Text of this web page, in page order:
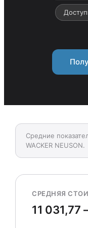
Средние
WACKER NEUSON.
СРЕДНЯЯ
11 031,77